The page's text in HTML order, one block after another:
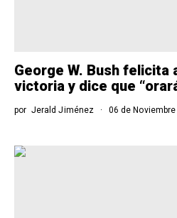
George W. Bush felicita
victoria y dice que
por Jerald Jiménez 06 de